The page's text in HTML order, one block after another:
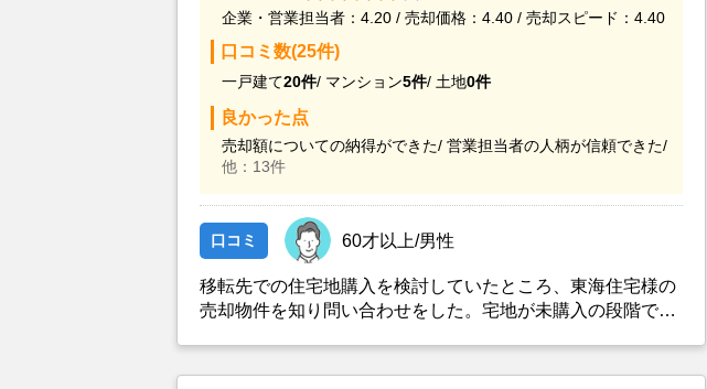
企業・営業担当者：4.20 / 売却価格：4.40 / 売却スピード：4.40
口コミ数(25件)
一戸建て20件/ マンション5件/ 土地0件
良かった点
売却額についての納得ができた/ 営業担当者の人柄が信頼できた/
他：13件
口コミ 60才以上/男性
移転先での住宅地購入を検討していたところ、東海住宅様の
売却物件を知り問い合わせをした。宅地が未購入の段階でハ